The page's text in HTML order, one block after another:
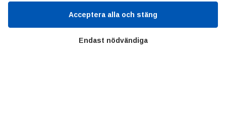
Värt att besöka
Endast nödvändiga
Acceptera alla och stäng